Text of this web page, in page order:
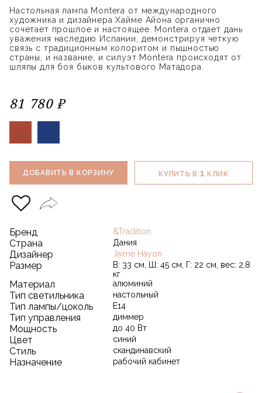
Настольная лампа Montera от международного
художника и дизайнера Хайме Айона органично
сочетает прошлое и настоящее. Montera отдает дань
уважения наследию Испании, демонстрируя четкую
связь с традиционным колоритом и пышностью
страны, и название, и силуэт Montera происходят от
шляпы для боя быков культового Матадора.
81 780 ₽
ДОБАВИТЬ В КОРЗИНУ КУПИТЬ В 1 КЛИК
Бренд &Tradition
Страна Дания
Дизайнер Jaime Hayon
Размер
В: 33 см, Ш: 45 см, Г: 22 см, вес: 2,8
кг
Материал алюминий
Тип светильника настольный
Тип лампы/цоколь E14
Тип управления диммер
Мощность до 40 Вт
Цвет синий
Стиль скандинавский
Назначение рабочий кабинет